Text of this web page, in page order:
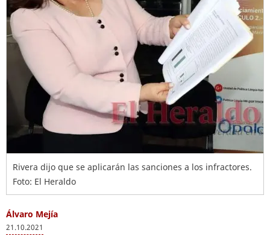
Rivera dijo que se aplicarán las sanciones a los infractores.
Foto: El Heraldo
Álvaro Mejía
21.10.2021